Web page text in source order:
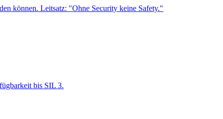
können. Leitsatz: "Ohne Security keine Safety."
bis SIL 3.